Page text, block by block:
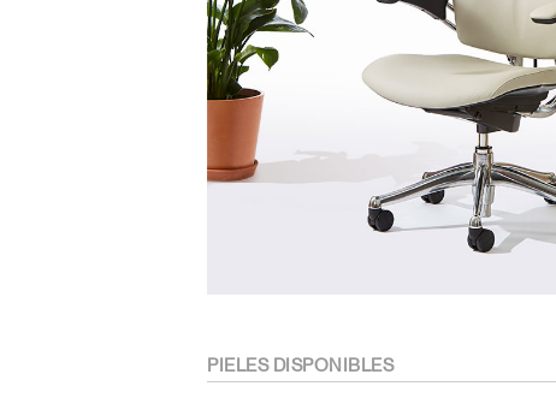
ORGANIZACIÓN DE CABLES
HERRAMIENTAS DE OFICINA ERGONÓMICAS
PIELES DISPONIBLES